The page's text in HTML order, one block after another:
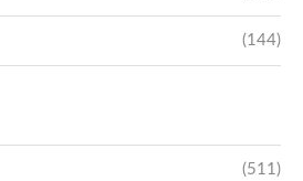
(144)
(511)